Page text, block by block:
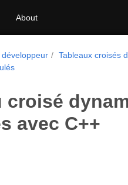
About
Tableaux croisés
croisé
avec C++